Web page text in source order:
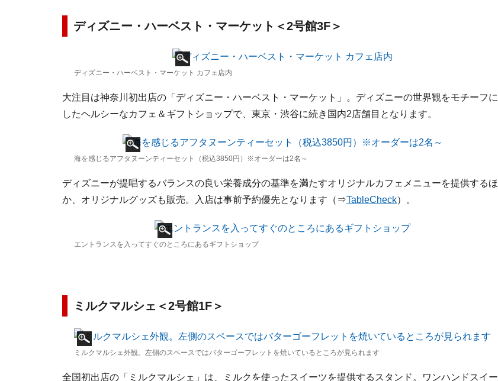
ディズニー・ハーベスト・マーケット＜2号館3F＞
ディズニー・ハーベスト・マーケット カフェ店内
大注目は神奈川初出店の「ディズニー・ハーベスト・マーケット」。ディズニーの世界観をモチーフに
したヘルシーなカフェ＆ギフトショップで、東京・渋谷に続き国内2店舗目となります。
海を感じるアフタヌーンティーセット（税込3850円）※オーダーは2名～
ディズニーが提唱するバランスの良い栄養成分の基準を満たすオリジナルカフェメニューを提供するほ
か、オリジナルグッズも販売。入店は事前予約優先となります（⇒TableCheck）。
エントランスを入ってすぐのところにあるギフトショップ
ミルクマルシェ＜2号館1F＞
ミルクマルシェ外観。左側のスペースではバターゴーフレットを焼いているところが見られます
全国初出店の「ミルクマルシェ」は、ミルクを使ったスイーツを提供するスタンド。ワンハンドスイー